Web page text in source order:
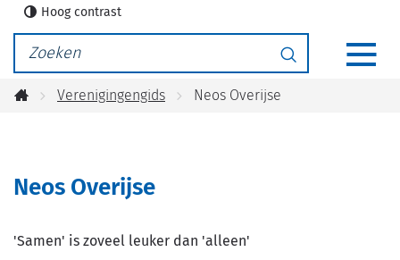
Hoog contrast
Waarmee
kunnen
jou
Zoeken
Verenigingengids Neos Overijse
Neos Overijse
'Samen' is zoveel leuker dan 'alleen'